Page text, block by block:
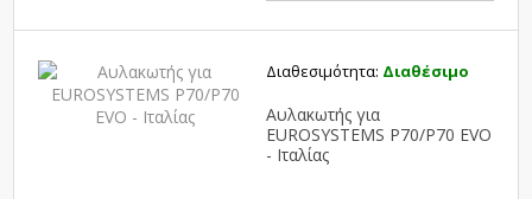
Διαθεσιμότητα: Διαθέσιμο
Αυλακωτής για
EUROSYSTEMS P70/P70 EVO
- Ιταλίας